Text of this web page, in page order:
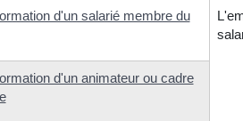
d'un salarié membre du
d'un animateur ou cadre